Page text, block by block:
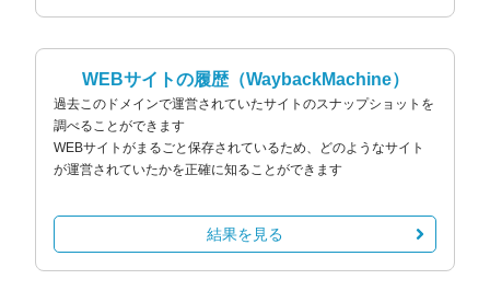
WEBサイトの履歴（WaybackMachine）
過去このドメインで運営されていたサイトのスナップショットを
調べることができます
WEBサイトがまるごと保存されているため、どのようなサイト
が運営されていたかを正確に知ることができます
結果を見る